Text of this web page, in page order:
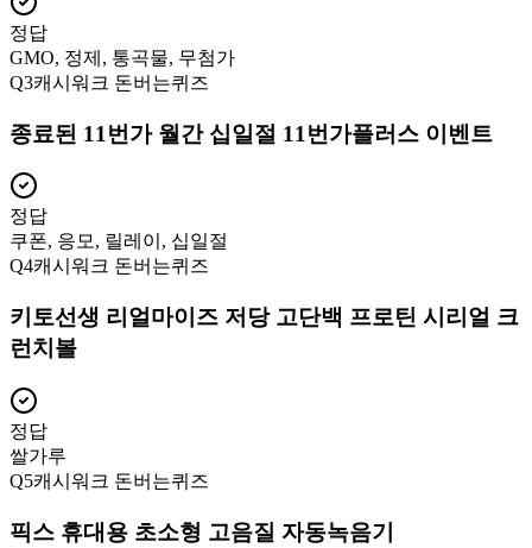
정답
GMO, 정제, 통곡물, 무첨가
Q3캐시워크 돈버는퀴즈
종료된 11번가 월간 십일절 11번가플러스 이벤트
정답
쿠폰, 응모, 릴레이, 십일절
Q4캐시워크 돈버는퀴즈
키토선생 리얼마이즈 저당 고단백 프로틴 시리얼 크
런치볼
정답
쌀가루
Q5캐시워크 돈버는퀴즈
픽스 휴대용 초소형 고음질 자동녹음기